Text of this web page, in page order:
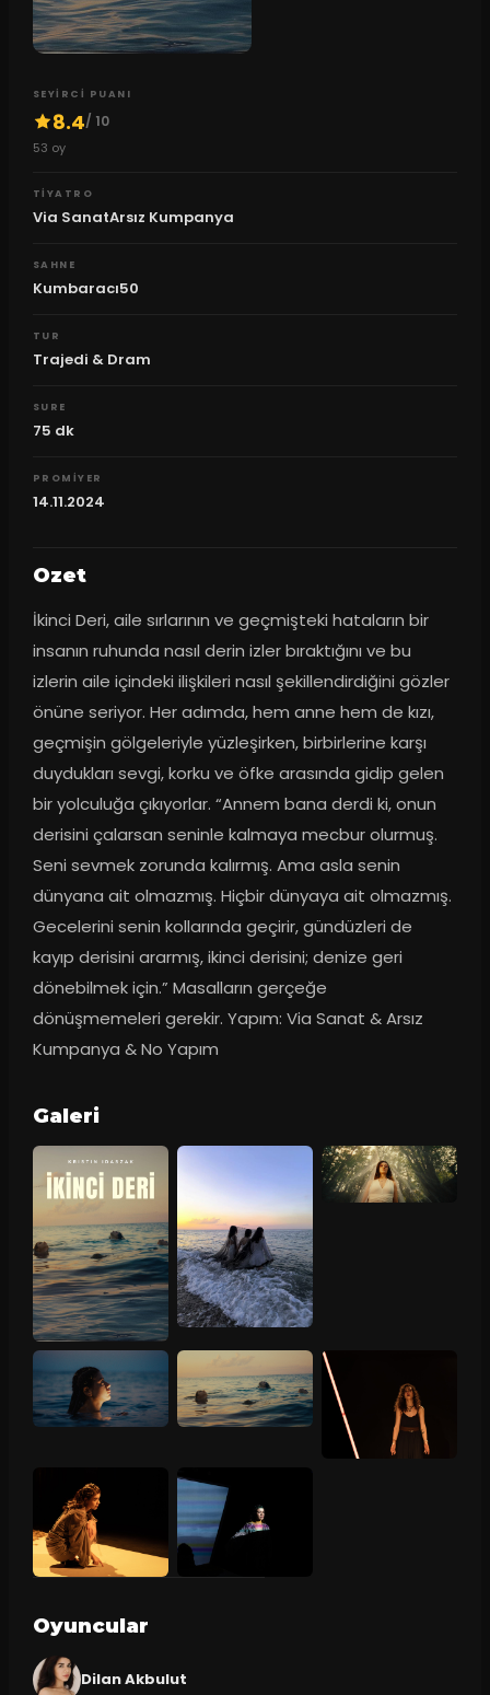
SEYIRCI PUANI
8.4/ 10
53 oy
TIYATRO
Via SanatArsız Kumpanya
SAHNE
Kumbaracı50
TUR
Trajedi & Dram
SURE
75 dk
PROMIYER
14.11.2024
Ozet
İkinci Deri, aile sırlarının ve geçmişteki hataların bir
insanın ruhunda nasıl derin izler bıraktığını ve bu
izlerin aile içindeki ilişkileri nasıl şekillendirdiğini gözler
önüne seriyor. Her adımda, hem anne hem de kızı,
geçmişin gölgeleriyle yüzleşirken, birbirlerine karşı
duydukları sevgi, korku ve öfke arasında gidip gelen
bir yolculuğa çıkıyorlar. “Annem bana derdi ki, onun
derisini çalarsan seninle kalmaya mecbur olurmuş.
Seni sevmek zorunda kalırmış. Ama asla senin
dünyana ait olmazmış. Hiçbir dünyaya ait olmazmış.
Gecelerini senin kollarında geçirir, gündüzleri de
kayıp derisini ararmış, ikinci derisini; denize geri
dönebilmek için.” Masalların gerçeğe
dönüşmemeleri gerekir. Yapım: Via Sanat & Arsız
Kumpanya & No Yapım
Galeri
Oyuncular
Dilan Akbulut